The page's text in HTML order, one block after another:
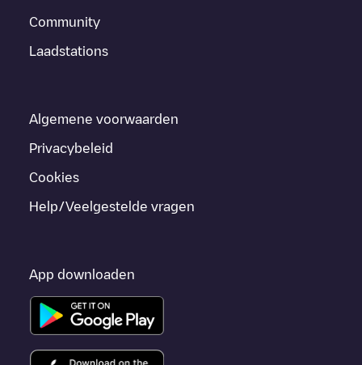
Community
Laadstations
Algemene voorwaarden
Privacybeleid
Cookies
Help/Veelgestelde vragen
App downloaden